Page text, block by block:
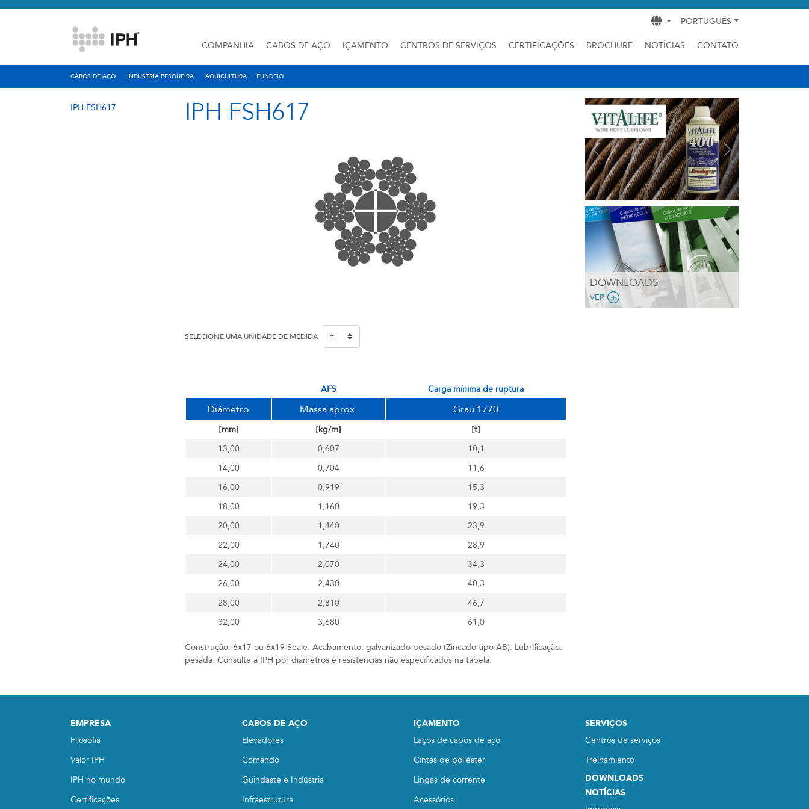
PORTUGUÊS
COMPANHIA CABOS DE AÇO IÇAMENTO CENTROS DE SERVIÇOS CERTIFICAÇÕES BROCHURE NOTÍCIAS CONTATO
CABOS DE AÇO INDUSTRIA PESQUEIRA AQUICULTURA FUNDEIO
IPH FSH617 IPH FSH617
SELECIONE UMA UNIDADE DE MEDIDA
AFS carga mínima de ruptura
Diâmetro Massa aprox. Grau 1770
[mm] [kg/m]
[t]
13,00
0,607
10,1
14,00
0,704
11,6
16,00
0,919
15,3
18,00
1,160
19,3
20,00
1,440
23,9
22,00
1,740
28,9
24,00
2,070
34,3
26,00
2,430
40,3
28,00
2,810
46,7
32,00
3,680 61,0
Construção: 6x17 ou 6x19 Seale. Acabamento: galvanizado pesado (Zincado tipo AB). Lubrificação:
pesada. Consulte a IPH por diâmetros e resistências não especificados na tabela.
Previous Next
DOWNLOADS
VER
EMPRESA
Filosofia
Valor IPH
IPH no mundo
Certificações
CABOS DE AÇO
Elevadores
Comando
Guindaste e Indústria
Infraestrutura
IÇAMENTO
Laços de cabos de aço
Cintas de poliéster
Lingas de corrente
Acessórios
SERVIÇOS
Centros de serviços
Treinamiento
DOWNLOADS
NOTÍCIAS